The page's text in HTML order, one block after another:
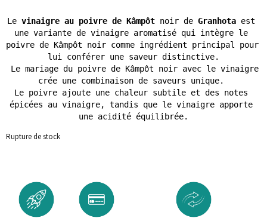
Le vinaigre au poivre de Kâmpôt noir de Granhota est
une variante de vinaigre aromatisé qui intègre le
poivre de Kâmpôt noir comme ingrédient principal pour
lui conférer une saveur distinctive.
crée une combinaison de saveurs unique.
Le poivre ajoute une chaleur subtile et des notes
épicées au vinaigre, tandis que le vinaigre apporte
une acidité équilibrée.
Rupture de stock